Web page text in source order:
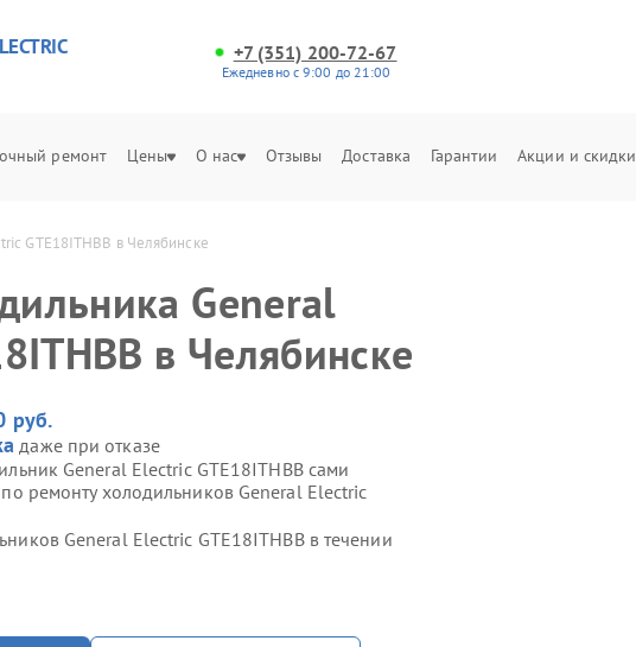
+7 (351) 200-72-67
Ежедневно с 9:00 до 21:00
ремонт Цены О нас Отзывы Доставка Гарантии Акции и скидки
GTE18ITHBB в Челябинске
General
в Челябинске
руб.
даже при отказе
General Electric GTE18ITHBB сами
ремонту холодильников General Electric
General Electric GTE18ITHBB в течении